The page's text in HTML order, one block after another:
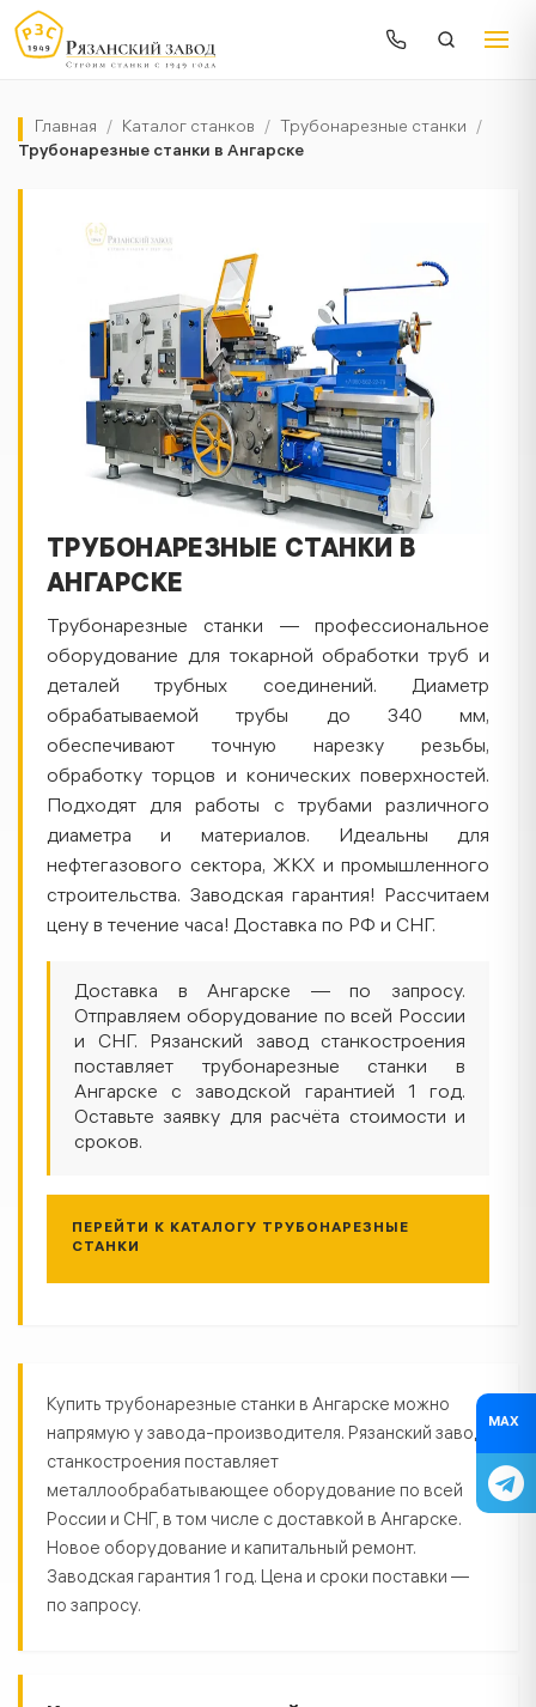
Главная / Каталог станков / Трубонарезные станки /
Трубонарезные станки в Ангарске
ТРУБОНАРЕЗНЫЕ СТАНКИ В
АНГАРСКЕ
Трубонарезные станки — профессиональное
оборудование для токарной обработки труб и
деталей трубных соединений. Диаметр
обрабатываемой трубы до 340 мм,
обеспечивают точную нарезку резьбы,
обработку торцов и конических поверхностей.
Подходят для работы с трубами различного
диаметра и материалов. Идеальны для
нефтегазового сектора, ЖКХ и промышленного
строительства. Заводская гарантия! Рассчитаем
цену в течение часа! Доставка по РФ и СНГ.
Доставка в Ангарске — по запросу.
Отправляем оборудование по всей России
и СНГ. Рязанский завод станкостроения
поставляет трубонарезные станки в
Ангарске с заводской гарантией 1 год.
Оставьте заявку для расчёта стоимости и
сроков.
ПЕРЕЙТИ К КАТАЛОГУ ТРУБОНАРЕЗНЫЕ
СТАНКИ
Трубонарезные станки в
Купить трубонарезные станки в Ангарске можно
напрямую у завода-производителя. Рязанский завод
станкостроения поставляет
металлообрабатывающее оборудование по всей
России и СНГ, в том числе с доставкой в Ангарске.
Новое оборудование и капитальный ремонт.
Заводская гарантия 1 год. Цена и сроки поставки —
по запросу.
MAX